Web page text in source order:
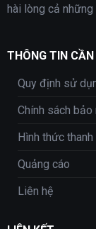
hài lòng cả
THÔNG TIN CẦN
Quy định sử
Chính sách bảo
Hình thức thanh
Quảng cáo
Liên hệ